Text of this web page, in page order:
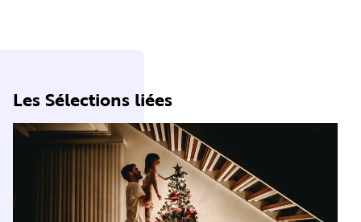
Les Sélections liées